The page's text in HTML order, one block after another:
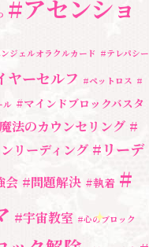
#アセンショ
ジェルオラクルカード #テレパシー
ヤーセルフ #ペットロス #
ル #マインドブロックバスタ
法のカウンセリング #
リーディング #リーデ
会 #問題解決 #執着 #
#宇宙教室 #心のブロック